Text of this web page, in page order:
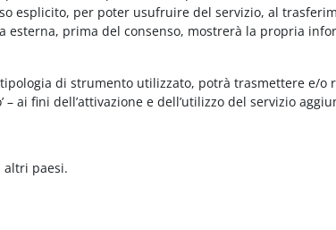
esplicito, per poter usufruire del servizio, al
prima del consenso, mostrerà la propria
di strumento utilizzato, potrà trasmettere e/
ai fini dell’attivazione e dell’utilizzo del servizio
altri paesi.